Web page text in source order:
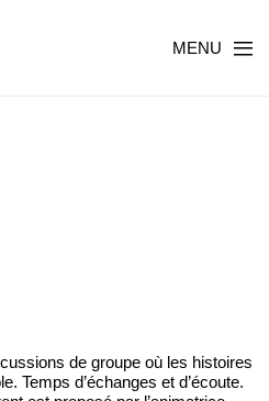
MENU
de groupe où les histoires
Temps d’échanges et d’écoute.